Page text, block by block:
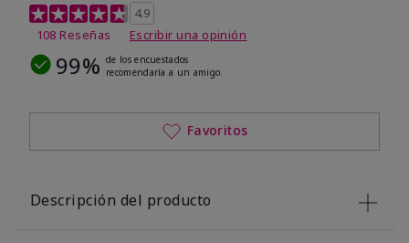
Calificación de clientes de 5 de 5
4.9
108 Reseñas
Escribir una opinión
99% de los encuestados
recomendaría a un amigo.
Favoritos
Descripción del producto